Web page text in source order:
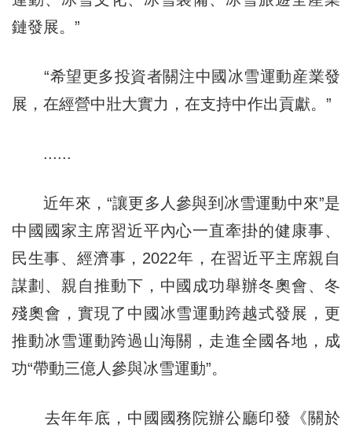
鏈發展。”
“希望更多投資者關注中國冰雪運動産業發
展，在經營中壯大實力，在支持中作出貢獻。”
......
近年來，“讓更多人參與到冰雪運動中來”是
中國國家主席習近平內心一直牽掛的健康事、
民生事、經濟事，2022年，在習近平主席親自
謀劃、親自推動下，中國成功舉辦冬奧會、冬
殘奧會，實現了中國冰雪運動跨越式發展，更
推動冰雪運動跨過山海關，走進全國各地，成
功“帶動三億人參與冰雪運動”。
去年年底，中國國務院辦公廳印發《關於